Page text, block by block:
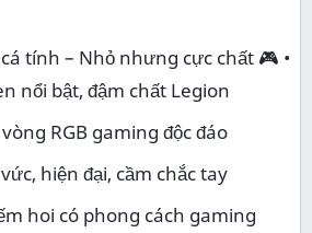
tính – Nhỏ nhưng cực chất 🎮 •
nổi bật, đậm chất Legion
RGB gaming độc đáo
hiện đại, cầm chắc tay
hoi có phong cách gaming